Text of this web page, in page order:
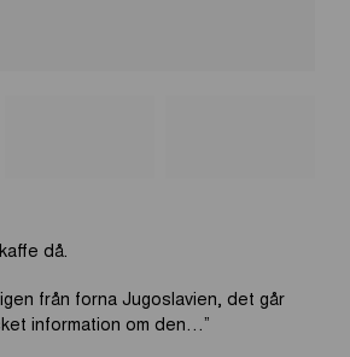
då.
från forna Jugoslavien, det går
information om den…”